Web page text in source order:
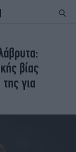
EDITION
βίας
για